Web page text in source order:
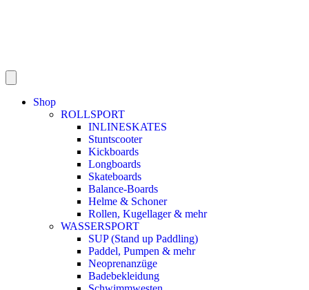
Shop
ROLLSPORT
INLINESKATES
Stuntscooter
Kickboards
Longboards
Skateboards
Balance-Boards
Helme & Schoner
Rollen, Kugellager & mehr
WASSERSPORT
SUP (Stand up Paddling)
Paddel, Pumpen & mehr
Neoprenanzüge
Badebekleidung